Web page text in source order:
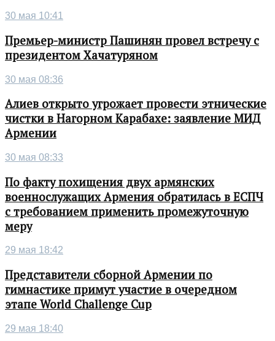
30 мая 10:41
Премьер-министр Пашинян провел встречу с
президентом Хачатуряном
30 мая 08:36
Алиев открыто угрожает провести этнические
чистки в Нагорном Карабахе: заявление МИД
Армении
30 мая 08:33
По факту похищения двух армянских
военнослужащих Армения обратилась в ЕСПЧ
с требованием применить промежуточную
меру
29 мая 18:42
Представители сборной Армении по
гимнастике примут участие в очередном
этапе World Challenge Cup
29 мая 18:40